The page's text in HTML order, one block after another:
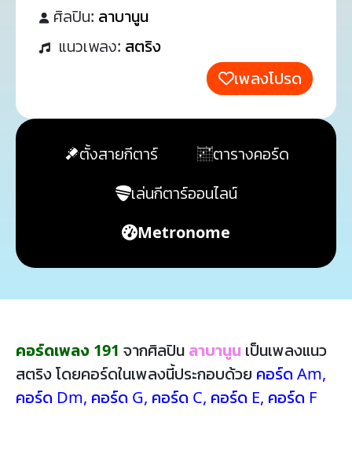
ศิลปิน: ลาบานูน
แนวเพลง: สตริง
เพลงโปรด
ตั้งสายกีตาร์
ตารางคอร์ด
เล่นกีตาร์ออนไลน์
Metronome
คอร์ดเพลง 191 จากศิลปิน ลาบานูน เป็นเพลงแนว
สตริง โดยคอร์ดในเพลงนี้ประกอบด้วย คอร์ด Am,
คอร์ด Dm, คอร์ด G, คอร์ด C, คอร์ด E, คอร์ด F